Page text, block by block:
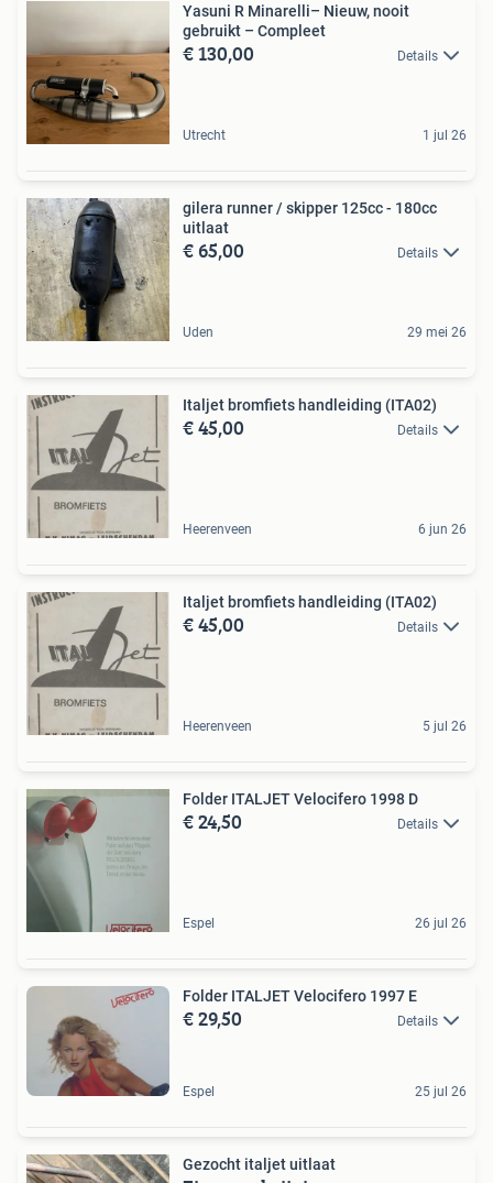
Yasuni R Minarelli– Nieuw, nooit
gebruikt – Compleet
€ 130,00 Details
Utrecht 1 jul 26
gilera runner / skipper 125cc - 180cc
uitlaat
€ 65,00 Details
Uden 29 mei 26
Italjet bromfiets handleiding (ITA02)
€ 45,00 Details
Heerenveen 6 jun 26
Italjet bromfiets handleiding (ITA02)
€ 45,00 Details
Heerenveen 5 jul 26
Folder ITALJET Velocifero 1998 D
€ 24,50 Details
Espel 26 jul 26
Folder ITALJET Velocifero 1997 E
€ 29,50 Details
Espel 25 jul 26
Gezocht italjet uitlaat